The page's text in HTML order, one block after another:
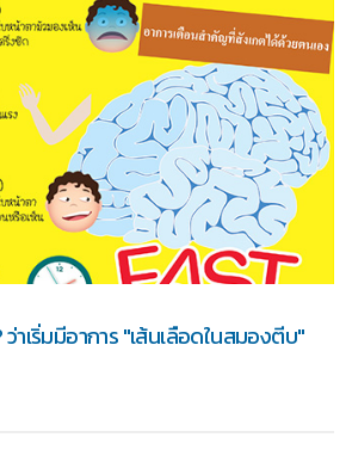
ว่าเริ่มมีอาการ "เส้นเลือดในสมองตีบ"